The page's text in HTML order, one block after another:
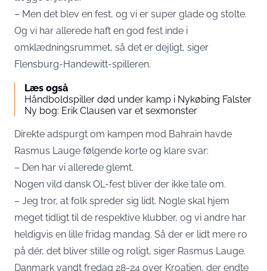
– Men det blev en fest, og vi er super glade og stolte.
Og vi har allerede haft en god fest inde i
omklædningsrummet, så det er dejligt, siger
Flensburg-Handewitt-spilleren.
Læs også
Håndboldspiller død under kamp i Nykøbing Falster
Ny bog: Erik Clausen var et sexmonster
Direkte adspurgt om kampen mod Bahrain havde
Rasmus Lauge følgende korte og klare svar:
– Den har vi allerede glemt.
Nogen vild dansk OL-fest bliver der ikke tale om.
– Jeg tror, at folk spreder sig lidt. Nogle skal hjem
meget tidligt til de respektive klubber, og vi andre har
heldigvis en lille fridag mandag. Så der er lidt mere ro
på dér, det bliver stille og roligt, siger Rasmus Lauge.
Danmark vandt fredag 28-24 over Kroatien, der endte